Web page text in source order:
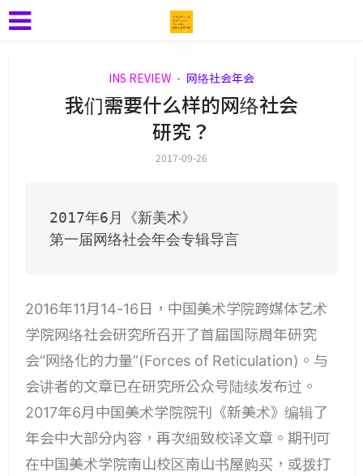
INS REVIEW • 网络社会年会
我们需要什么样的网络社会
研究？
2017-09-26
2017年6月《新美术》
第一届网络社会年会专辑导言
2016年11月14-16日，中国美术学院跨媒体艺术
学院网络社会研究所召开了首届国际周年研究
会“网络化的力量”(Forces of Reticulation)。与
会讲者的文章已在研究所公众号陆续发布过。
2017年6月中国美术学院院刊《新美术》编辑了
年会中大部分内容，再次细致校译文章。期刊可
在中国美术学院南山校区南山书屋购买，或拨打